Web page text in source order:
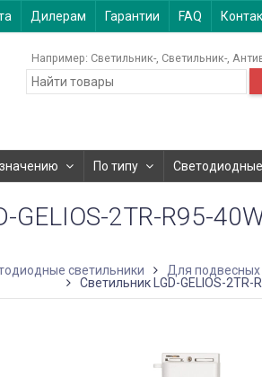
Дилерам Гарантии FAQ
Например: Светильник- Светильник-
По типу
2TR-R95-
светильники Для подвесных
Светильник LGD-GELIOS-